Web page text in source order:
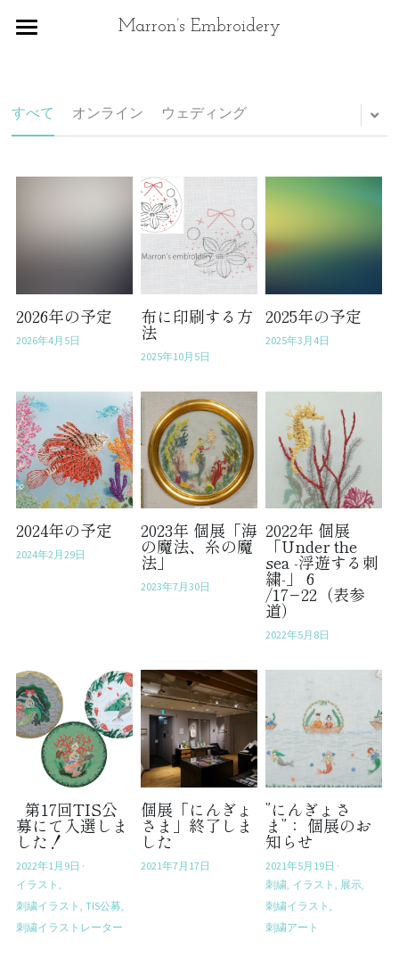
Marron’s Embroidery
ポートフォリオ
イラストのご依頼
Contact
すべて オンライン ウェディング
2026年の予定
2026年4月5日
布に印刷する方
法
2025年10月5日
2025年の予定
2025年3月4日
2024年の予定
2024年2月29日
2023年 個展「海
の魔法、糸の魔
法」
2023年7月30日
2022年 個展
「Under the
sea -浮遊する刺
繍-」 6
/17−22（表参
道）
2022年5月8日
第17回TIS公
募にて入選しま
した！
2022年1月9日 ·
イラスト,
刺繍イラスト, TIS公募,
刺繍イラストレーター
個展「にんぎょ
さま」終了しま
した
2021年7月17日
”にんぎょさ
ま”： 個展のお
知らせ
2021年5月19日 ·
刺繍, イラスト,
展示,
刺繍イラスト,
刺繍アート